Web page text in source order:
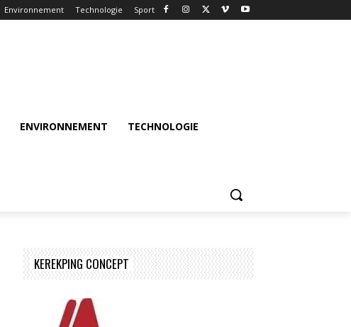
Environnement Technologie Sport
ENVIRONNEMENT TECHNOLOGIE
KEREKPING CONCEPT